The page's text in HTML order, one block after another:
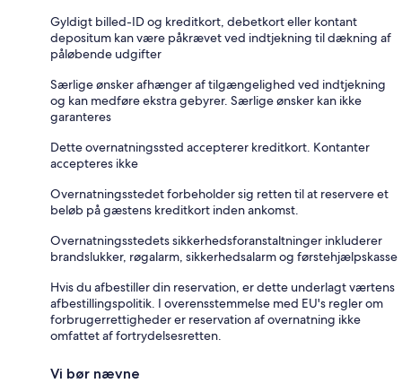
Gyldigt billed-ID og kreditkort, debetkort eller kontant
depositum kan være påkrævet ved indtjekning til dækning af
påløbende udgifter
Særlige ønsker afhænger af tilgængelighed ved indtjekning
og kan medføre ekstra gebyrer. Særlige ønsker kan ikke
garanteres
Dette overnatningssted accepterer kreditkort. Kontanter
accepteres ikke
Overnatningsstedet forbeholder sig retten til at reservere et
beløb på gæstens kreditkort inden ankomst.
Overnatningsstedets sikkerhedsforanstaltninger inkluderer
brandslukker, røgalarm, sikkerhedsalarm og førstehjælpskasse
Hvis du afbestiller din reservation, er dette underlagt værtens
afbestillingspolitik. I overensstemmelse med EU's regler om
forbrugerrettigheder er reservation af overnatning ikke
omfattet af fortrydelsesretten.
Vi bør nævne